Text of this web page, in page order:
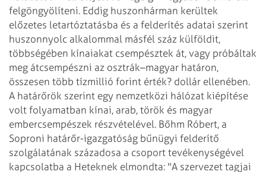
felgöngyölíteni. Eddig huszonhárman kerültek
előzetes letartóztatásba és a felderítés adatai szerint
huszonnyolc alkalommal másfél száz külföldit,
többségében kínaiakat csempésztek át, vagy próbáltak
meg átcsempészni az osztrák–magyar határon,
összesen több tízmillió forint érték? dollár ellenében.
A határőrök szerint egy nemzetközi hálózat kiépítése
volt folyamatban kínai, arab, török és magyar
embercsempészek részvételével. Bőhm Róbert, a
Soproni határőr-igazgatóság bűnügyi felderítő
szolgálatának századosa a csoport tevékenységével
kapcsolatba a Heteknek elmondta: "A szervezet tagjai